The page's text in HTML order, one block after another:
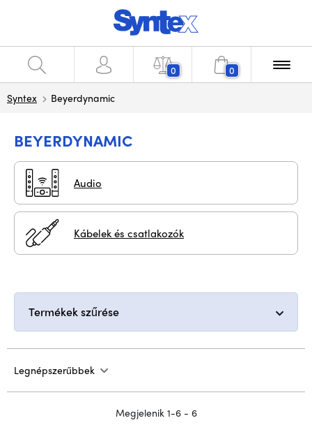
0 0
Syntex Beyerdynamic
BEYERDYNAMIC
Audio
Kábelek és csatlakozók
Termékek szűrése
Legnépszerűbbek
Megjelenik 1-6 - 6